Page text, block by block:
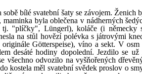
sobě bílé svatební šaty se závojem.
byla oblečena v nádherných
tj. "plíčky", Lüngerl), koláče (i
na stůl hovězí polévka s játrovými
Götterspeise), víno a sekt. V
desáté hodiny dopolední. Jezdilo se
všechno odvozilo na vyšňořených
kostela měl svatební svědek proslov o